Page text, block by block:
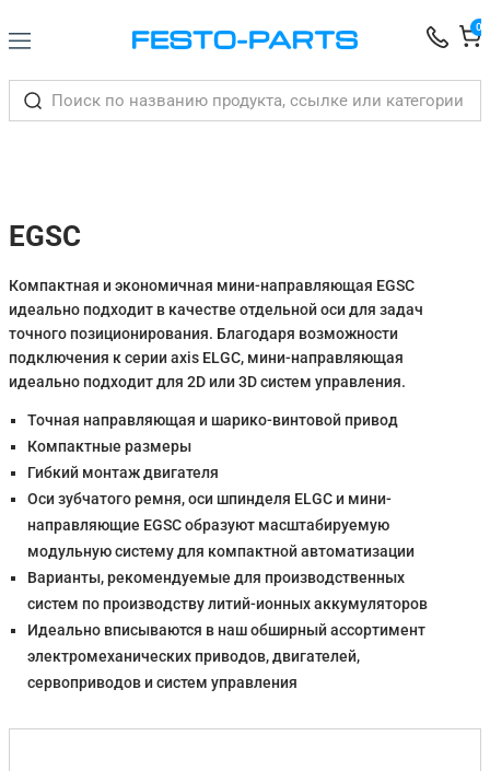
0
EGSC
Компактная и экономичная мини-направляющая EGSC
идеально подходит в качестве отдельной оси для задач
точного позиционирования. Благодаря возможности
подключения к серии axis ELGC, мини-направляющая
идеально подходит для 2D или 3D систем управления.
Точная направляющая и шарико-винтовой привод
Компактные размеры
Гибкий монтаж двигателя
Оси зубчатого ремня, оси шпинделя ELGC и мини-
направляющие EGSC образуют масштабируемую
модульную систему для компактной автоматизации
Варианты, рекомендуемые для производственных
систем по производству литий-ионных аккумуляторов
Идеально вписываются в наш обширный ассортимент
электромеханических приводов, двигателей,
сервоприводов и систем управления